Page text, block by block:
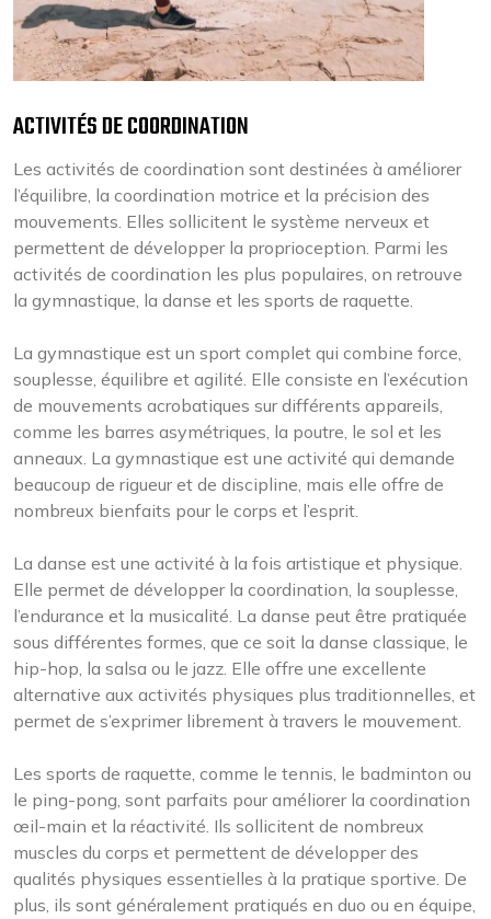
ACTIVITÉS DE COORDINATION
Les activités de coordination sont destinées à améliorer
l’équilibre, la coordination motrice et la précision des
mouvements. Elles sollicitent le système nerveux et
permettent de développer la proprioception. Parmi les
activités de coordination les plus populaires, on retrouve
la gymnastique, la danse et les sports de raquette.
La gymnastique est un sport complet qui combine force,
souplesse, équilibre et agilité. Elle consiste en l’exécution
de mouvements acrobatiques sur différents appareils,
comme les barres asymétriques, la poutre, le sol et les
anneaux. La gymnastique est une activité qui demande
beaucoup de rigueur et de discipline, mais elle offre de
nombreux bienfaits pour le corps et l’esprit.
La danse est une activité à la fois artistique et physique.
Elle permet de développer la coordination, la souplesse,
l’endurance et la musicalité. La danse peut être pratiquée
sous différentes formes, que ce soit la danse classique, le
hip-hop, la salsa ou le jazz. Elle offre une excellente
alternative aux activités physiques plus traditionnelles, et
permet de s’exprimer librement à travers le mouvement.
Les sports de raquette, comme le tennis, le badminton ou
le ping-pong, sont parfaits pour améliorer la coordination
œil-main et la réactivité. Ils sollicitent de nombreux
muscles du corps et permettent de développer des
qualités physiques essentielles à la pratique sportive. De
plus, ils sont généralement pratiqués en duo ou en équipe,